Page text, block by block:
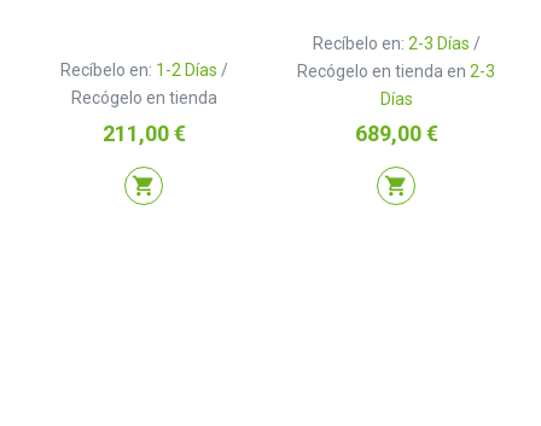
Recíbelo en: 1-2 Días /
Recógelo en tienda
Precio
211,00 €
shopping_cart
Recíbelo en: 2-3 Días /
Recógelo en tienda en 2-3
Días
Precio
689,00 €
shopping_cart